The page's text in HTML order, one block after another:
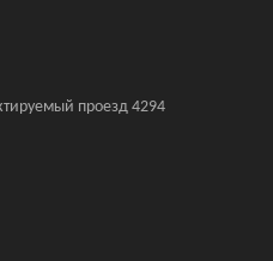
проезд 4294